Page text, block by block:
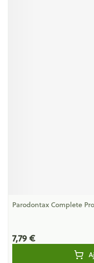
Parodontax Complete
7,79 €